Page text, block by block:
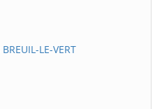
LE-VERT